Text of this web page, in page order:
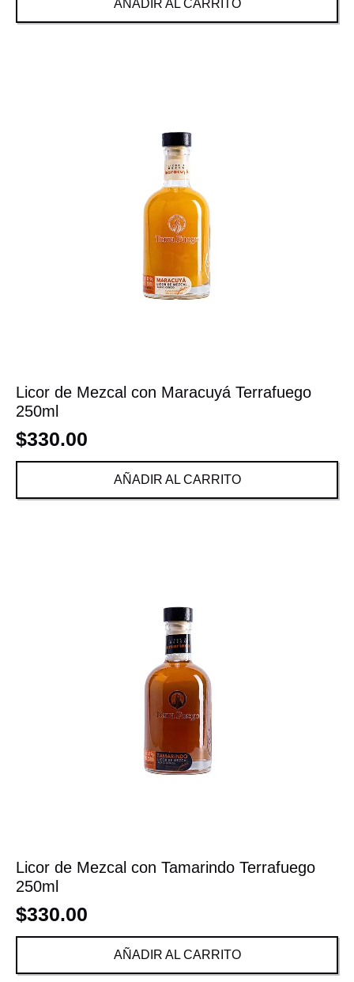
AÑADIR AL CARRITO
Licor de Mezcal con Maracuyá Terrafuego
250ml
$330.00
AÑADIR AL CARRITO
Licor de Mezcal con Tamarindo Terrafuego
250ml
$330.00
AÑADIR AL CARRITO